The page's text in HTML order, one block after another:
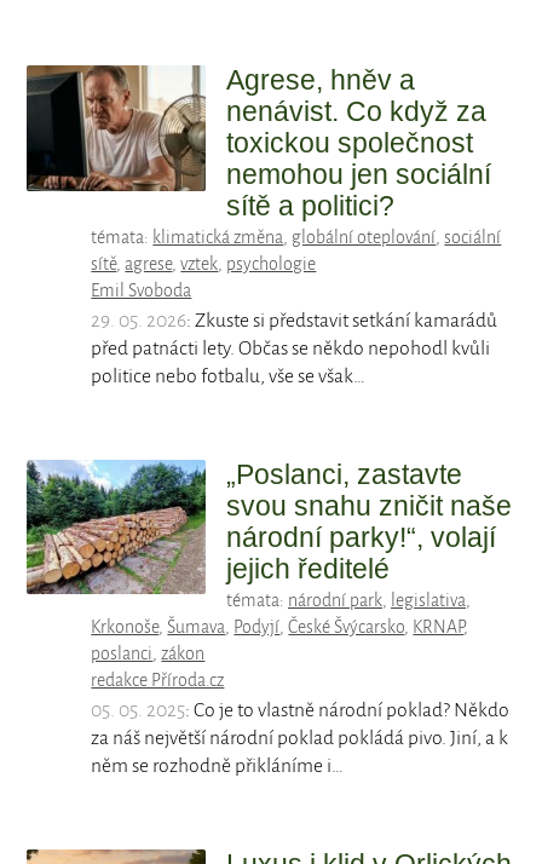
Agrese, hněv a
nenávist. Co když za
toxickou společnost
nemohou jen sociální
sítě a politici?
témata: klimatická změna, globální oteplování,sociální
sítě,agrese,vztek, psychologie
Emil Svoboda
29. 05. 2026: Zkuste si představit setkání kamarádů
před patnácti lety. Občas se někdo nepohodl kvůli
politice nebo fotbalu, vše se však…
„Poslanci, zastavte
svou snahu zničit naše
národní parky!“, volají
jejich ředitelé
témata: národní park, legislativa,
Krkonoše,Šumava, Podyjí,České Švýcarsko, KRNAP,
poslanci,zákon
redakce Příroda.cz
05. 05. 2025: Co je to vlastně národní poklad? Někdo
za náš největší národní poklad pokládá pivo. Jiní, a k
něm se rozhodně přikláníme i…